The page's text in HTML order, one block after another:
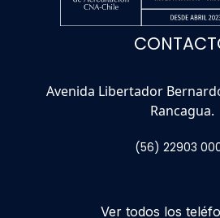
Avenida Libertador
Rancagua.
(56) 22903
Ver todos los